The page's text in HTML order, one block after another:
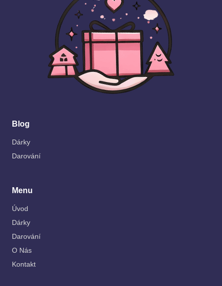
Blog
Dárky
Darování
Menu
Úvod
Dárky
Darování
O Nás
Kontakt